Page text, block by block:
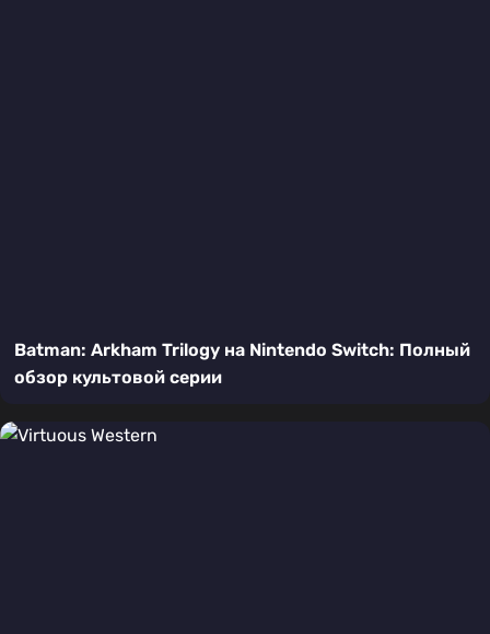
Batman: Arkham Trilogy на Nintendo Switch: Полный
обзор культовой серии